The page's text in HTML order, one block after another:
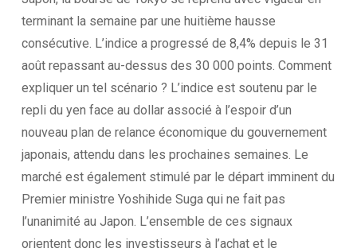
terminant la semaine par une huitième hausse
consécutive. L’indice a progressé de 8,4% depuis le 31
août repassant au-dessus des 30 000 points. Comment
expliquer un tel scénario ? L’indice est soutenu par le
repli du yen face au dollar associé à l’espoir d’un
nouveau plan de relance économique du gouvernement
japonais, attendu dans les prochaines semaines. Le
marché est également stimulé par le départ imminent du
Premier ministre Yoshihide Suga qui ne fait pas
l’unanimité au Japon. L’ensemble de ces signaux
orientent donc les investisseurs à l’achat et le